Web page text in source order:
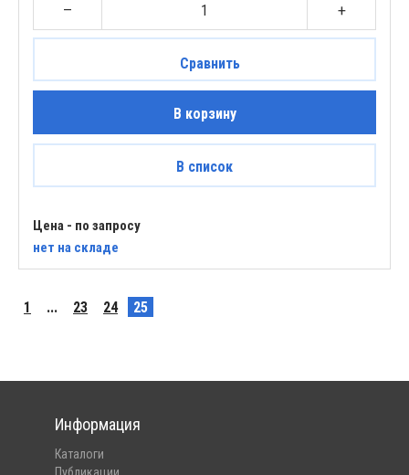
– +
Сравнить
В корзину
В список
Цена - по запросу
нет на складе
1 ... 23 24 25
Информация
Каталоги